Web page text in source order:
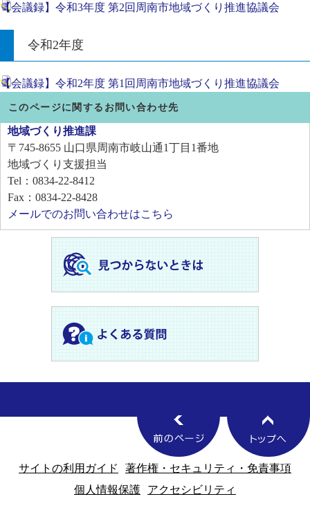
【会議録】令和3年度 第2回周南市地域づくり推進協議会
令和2年度
【会議録】令和2年度 第1回周南市地域づくり推進協議会
このページに関するお問い合わせ先
地域づくり推進課
〒745-8655 山口県周南市岐山通1丁目1番地
地域づくり支援担当
Tel：0834-22-8412
Fax：0834-22-8428
メールでのお問い合わせはこちら
サイトの利用ガイド
著作権・セキュリティ・免責事項
個人情報保護
アクセシビリティ